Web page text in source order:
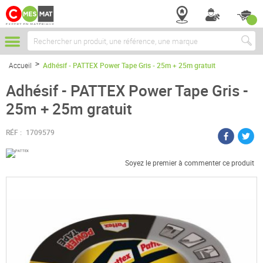
Chercher
Accueil Adhésif - PATTEX Power Tape Gris - 25m + 25m gratuit
Adhésif - PATTEX Power Tape Gris -
25m + 25m gratuit
RÉF : 1709579
Soyez le premier à commenter ce produit
Passer